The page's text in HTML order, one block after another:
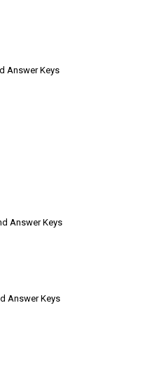
Answer Keys
Answer Keys
Answer Keys